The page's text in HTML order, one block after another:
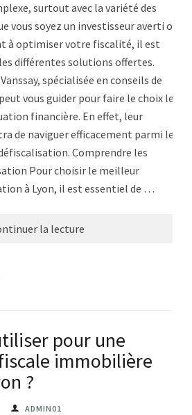
surtout avec la variété des
vous soyez un investisseur averti ou
à optimiser votre fiscalité, il est
différentes solutions offertes.
spécialisée en conseils de
vous guider pour faire le choix le
financière. En effet, leur
de naviguer efficacement parmi les
Comprendre les
Pour choisir le meilleur
à Lyon, il est essentiel de …
la lecture
pour une
immobilière
?
ADMIN01